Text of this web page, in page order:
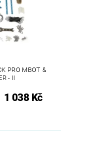
PRO MBOT &
- II
1 038 Kč